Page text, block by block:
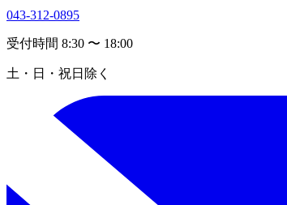
043-312-0895
受付時間 8:30 〜 18:00
土・日・祝日除く